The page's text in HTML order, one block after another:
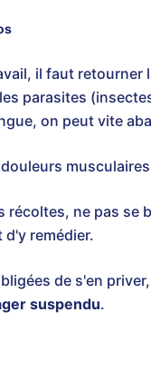
il faut
parasites
on peut vite
récoltes, ne pas
remédier.
de s'en
suspendu.